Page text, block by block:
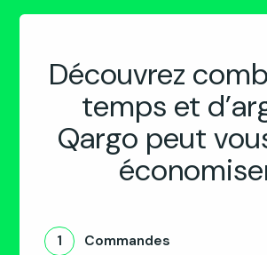
Découvrez
temps et
Qargo peut
1 Commandes